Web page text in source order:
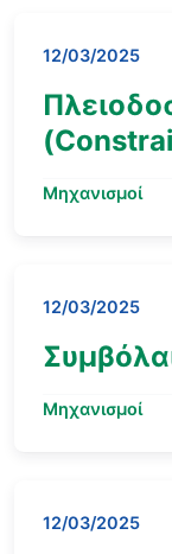
12/03/2025
Μηχανισμοί
12/03/2025
Μηχανισμοί
12/03/2025